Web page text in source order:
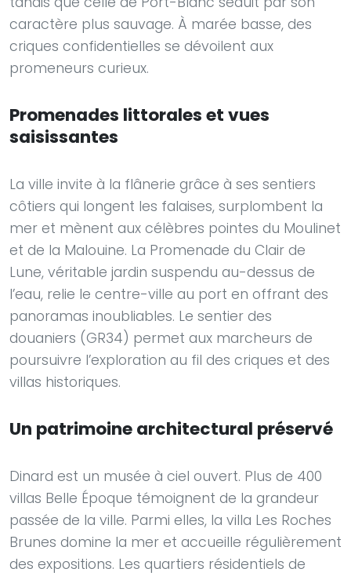
caractère plus sauvage. À marée basse, des
criques confidentielles se dévoilent aux
promeneurs curieux.
Promenades littorales et vues
saisissantes
La ville invite à la flânerie grâce à ses sentiers
côtiers qui longent les falaises, surplombent la
mer et mènent aux célèbres pointes du Moulinet
et de la Malouine. La Promenade du Clair de
Lune, véritable jardin suspendu au-dessus de
l’eau, relie le centre-ville au port en offrant des
panoramas inoubliables. Le sentier des
douaniers (GR34) permet aux marcheurs de
poursuivre l’exploration au fil des criques et des
villas historiques.
Un patrimoine architectural préservé
Dinard est un musée à ciel ouvert. Plus de 400
villas Belle Époque témoignent de la grandeur
passée de la ville. Parmi elles, la villa Les Roches
Brunes domine la mer et accueille régulièrement
des expositions. Les quartiers résidentiels de